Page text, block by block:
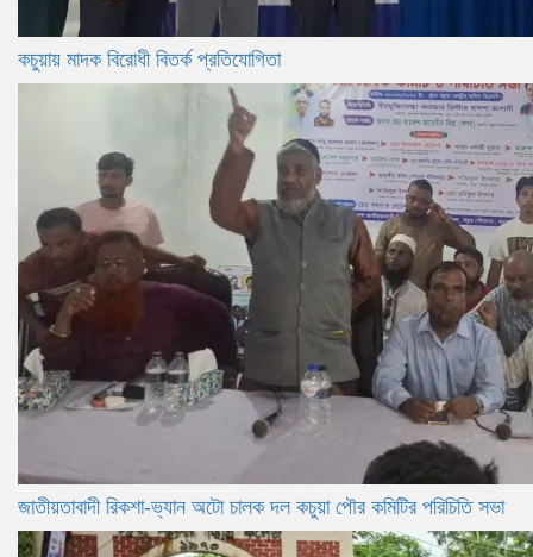
কচুয়ায় মাদক বিরোধী বিতর্ক প্রতিযোগিতা
জাতীয়তাবাদী রিকশা-ভ্যান অটো চালক দল কচুয়া পৌর কমিটির পরিচিতি সভা